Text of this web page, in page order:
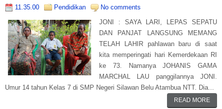
11.35.00 Pendidikan
No comments
JONI : SAYA LARI, LEPAS SEPATU
DAN PANJAT LANGSUNG MEMANG
TELAH LAHIR pahlawan baru di saat
kita memperingati hari Kemerdekaan RI
ke 73. Namanya JOHANIS GAMA
MARCHAL LAU panggilannya JONI.
Umur 14 tahun Kelas 7 di SMP Negeri Silawan Belu Atambua NTT. Dia...
READ MORE